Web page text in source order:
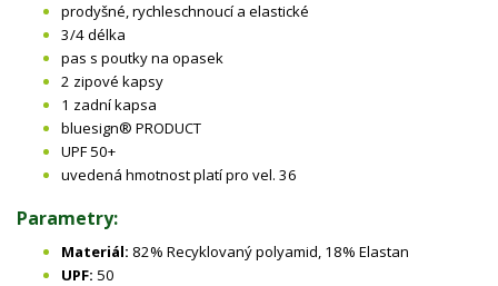
prodyšné, rychleschnoucí a elastické
3/4 délka
pas s poutky na opasek
2 zipové kapsy
1 zadní kapsa
bluesign® PRODUCT
UPF 50+
uvedená hmotnost platí pro vel. 36
Parametry:
Materiál: 82% Recyklovaný polyamid, 18% Elastan
UPF: 50